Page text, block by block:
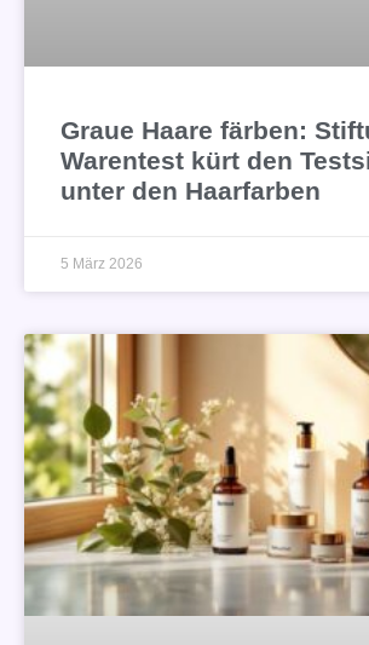
Graue Haare färben:
Warentest kürt den
unter den Haarfarben
5 März 2026